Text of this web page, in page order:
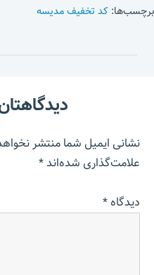
برچسب‌ها: کد تخفیف مدیسه
نشانی ایمیل شما منتشر
علامت‌گذاری شده‌اند*
دیدگاه*